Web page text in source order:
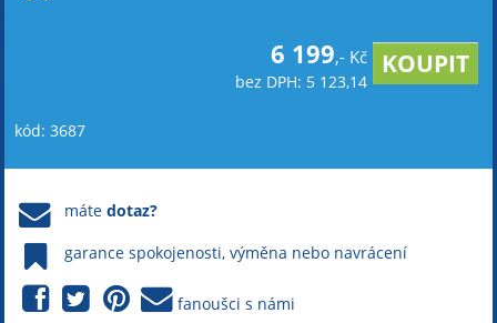
6 199,- Kč
bez DPH: 5 123,14
kód: 3687
mátedotaz?
garance spokojenosti, výměna nebo navrácení
fanoušci s námi